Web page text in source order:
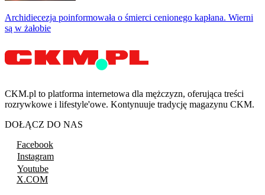
Archidiecezja poinformowała o śmierci cenionego kapłana. Wierni
są w żałobie
CKM.pl to platforma internetowa dla mężczyzn, oferująca treści
rozrywkowe i lifestyle'owe. Kontynuuje tradycję magazynu CKM.
DOŁĄCZ DO NAS
Facebook
Instagram
Youtube
X.COM